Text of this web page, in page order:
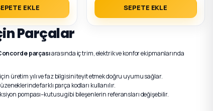
EKLE SEPETE EKLE
Parçalar
parçasıarasında iç trim, elektrik ve konfor ekipmanlarında
üretim yılı ve faz bilgisini teyit etmek doğru uyumu sağlar.
farklı parça kodları kullanılır.
pompası–kutusu gibi bileşenlerin referansları değişebilir.